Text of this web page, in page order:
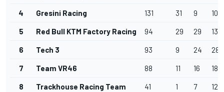
4 Gresini Racing 131 31 9 10
5 Red Bull KTM Factory Racing 94 29 29 13
6 Tech 3 93 9 24 28
7 Team VR46 88 11 16 18
8 Trackhouse Racing Team 41 1 7 12